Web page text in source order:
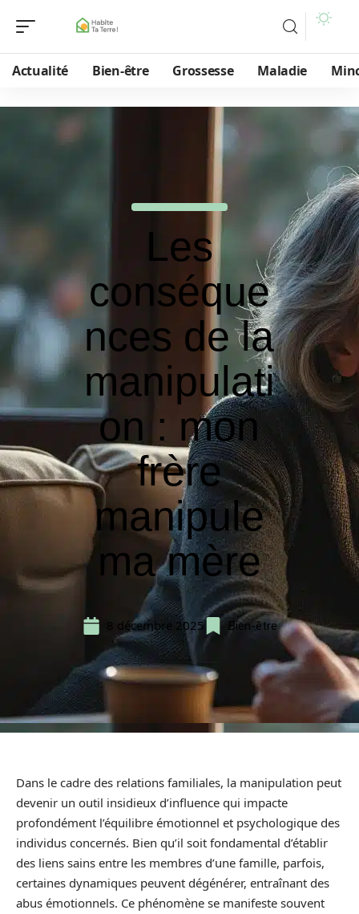
Actualité Bien-être Grossesse Maladie
Les
conséque
nces de la
manipulati
on : mon
frère
manipule
ma mère
8 décembre 2025 Bien-être
Dans le cadre des relations familiales, la manipulation peut
devenir un outil insidieux d’influence qui impacte
profondément l’équilibre émotionnel et psychologique des
individus concernés. Bien qu’il soit fondamental d’établir
des liens sains entre les membres d’une famille, parfois,
certaines dynamiques peuvent dégénérer, entraînant des
abus émotionnels. Ce phénomène se manifeste souvent